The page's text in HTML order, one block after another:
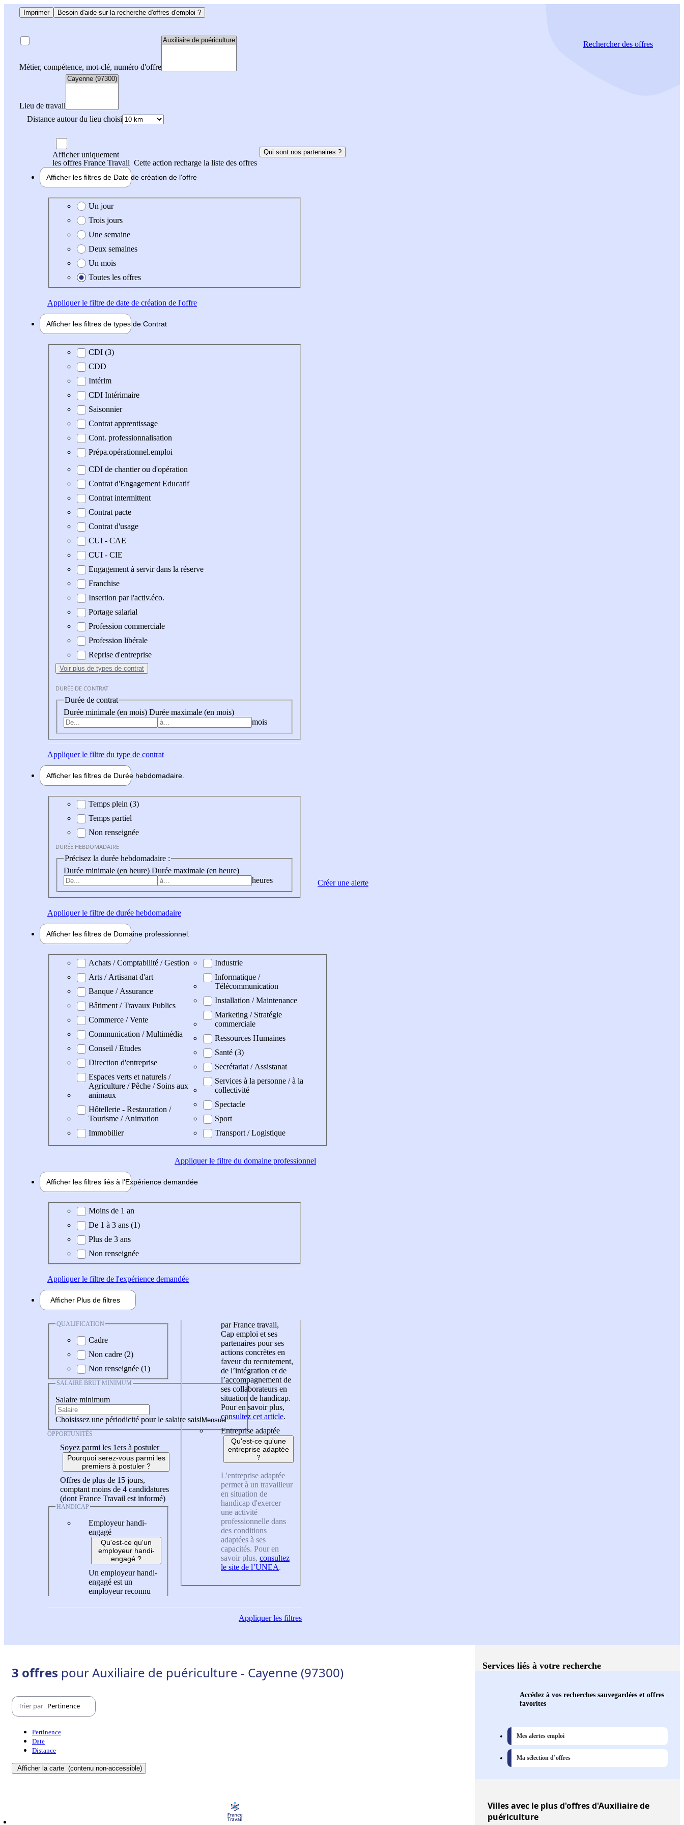
Imprimer Besoin d'aide sur la recherche d'offres d'emploi ?
Métier, compétence, mot-clé, numéro d'offre
Lieu de travail
Distance autour du lieu choisi
Rechercherdes offres
Afficher uniquement
les offres France Travail Cette action recharge la liste des offres
Qui sont nos partenaires ?
Afficher les filtres de Date de création de l'offre
Date de création de l'offre
Un jour
Trois jours
Une semaine
Deux semaines
Un mois
Toutes les offres
Appliquerle filtre de date de création de l'offre
Afficher les filtres de types de Contrat
Type de contrat
CDI (3)
CDD
Intérim
CDI Intérimaire
Saisonnier
Contrat apprentissage
Cont. professionnalisation
Prépa.opérationnel.emploi
CDI de chantier ou d'opération
Contrat d'Engagement Educatif
Contrat intermittent
Contrat pacte
Contrat d'usage
CUI - CAE
CUI - CIE
Engagement à servir dans la réserve
Franchise
Insertion par l'activ.éco.
Portage salarial
Profession commerciale
Profession libérale
Reprise d'entreprise
Voir plus de types de contrat
DURÉE DE CONTRAT
Durée de contrat
Durée minimale (en mois) Durée maximale (en mois)
mois
Appliquerle filtre du type de contrat
Afficher les filtres de Durée hebdomadaire
Durée hebdomadaire
Temps plein (3)
Temps partiel
Non renseignée
DURÉE HEBDOMADAIRE
Précisez la durée hebdomadaire :
Durée minimale (en heure) Durée maximale (en heure)
heures
Appliquerle filtre de durée hebdomadaire
Afficher les filtres de Domaine professionnel
Domaine professionel
Achats / Comptabilité / Gestion
Arts / Artisanat d'art
Banque / Assurance
Bâtiment / Travaux Publics
Commerce / Vente
Communication / Multimédia
Conseil / Etudes
Direction d'entreprise
Espaces verts et naturels /
Agriculture / Pêche / Soins aux
animaux
Hôtellerie - Restauration /
Tourisme / Animation
Immobilier
Industrie
Informatique /
Télécommunication
Installation / Maintenance
Marketing / Stratégie
commerciale
Ressources Humaines
Santé (3)
Secrétariat / Assistanat
Services à la personne / à la
collectivité
Spectacle
Sport
Transport / Logistique
Appliquerle filtre du domaine professionnel
Afficher les filtres liés à l'Expérience demandée
Expérience demandée
Moins de 1 an
De 1 à 3 ans (1)
Plus de 3 ans
Non renseignée
Appliquerle filtre de l'expérience demandée
Afficher Plus de filtres
QUALIFICATION
Cadre
Non cadre (2)
Non renseignée (1)
SALAIRE BRUT MINIMUM
Salaire minimum
Choisissez une périodicité pour le salaire saisi
OPPORTUNITÉS
Soyez parmi les 1ers à postuler
Pourquoi serez-vous parmi les
premiers à postuler ?
Offres de plus de 15 jours,
comptant moins de 4 candidatures
(dont France Travail est informé)
HANDICAP
Employeur handi-
engagé
Qu'est-ce qu'un
employeur handi-
engagé ?
Un employeur handi-
engagé est un
employeur reconnu
par France travail,
Cap emploi et ses
partenaires pour ses
actions concrètes en
faveur du recrutement,
de l’intégration et de
l’accompagnement de
ses collaborateurs en
situation de handicap.
Pour en savoir plus,
consultez cet article.
Entreprise adaptée
Qu'est-ce qu'une
entreprise adaptée
?
L'entreprise adaptée
permet à un travailleur
en situation de
handicap d'exercer
une activité
professionnelle dans
des conditions
adaptées à ses
capacités. Pour en
savoir plus, consultez
le site de l’UNEA.
Appliquerles filtres
Créer une alerte
3 offres pour Auxiliaire de puériculture - Cayenne (97300)
Trier par Pertinence
Pertinence
Date
Distance
Afficher la carte (contenu non-accessible)
Services liés à votre recherche
Accédez à vos recherches sauvegardées et offres
favorites
Mes alertes emploi
Ma sélection d’offres
Villesavec le plus d'offres d'Auxiliaire de
puériculture